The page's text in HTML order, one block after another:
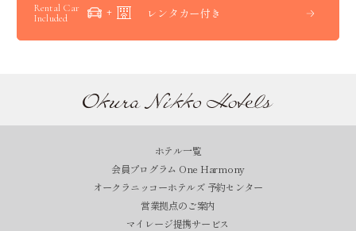
Rental Car
Included
レンタカー付き
ホテル一覧
会員プログラム One Harmony
オークラニッコーホテルズ 予約センター
営業拠点のご案内
マイレージ提携サービス